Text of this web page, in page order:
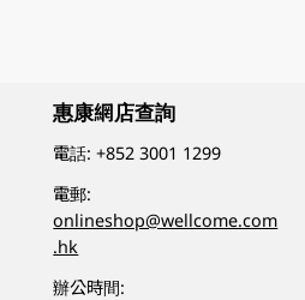
惠康網店查詢
電話:+852 3001 1299
電郵:
onlineshop@wellcome.com
.hk
辦公時間: